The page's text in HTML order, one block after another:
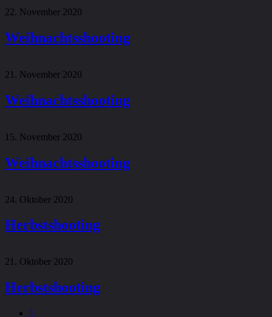
22. November 2020
Weihnachtsshooting
21. November 2020
Weihnachtsshooting
15. November 2020
Weihnachtsshooting
24. Oktober 2020
Herbstshooting
21. Oktober 2020
Herbstshooting
1